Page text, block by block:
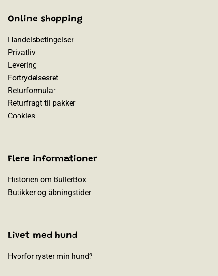
Online shopping
Handelsbetingelser
Privatliv
Levering
Fortrydelsesret
Returformular
Returfragt til pakker
Cookies
Flere informationer
Historien om BullerBox
Butikker og åbningstider
Livet med hund
Hvorfor ryster min hund?